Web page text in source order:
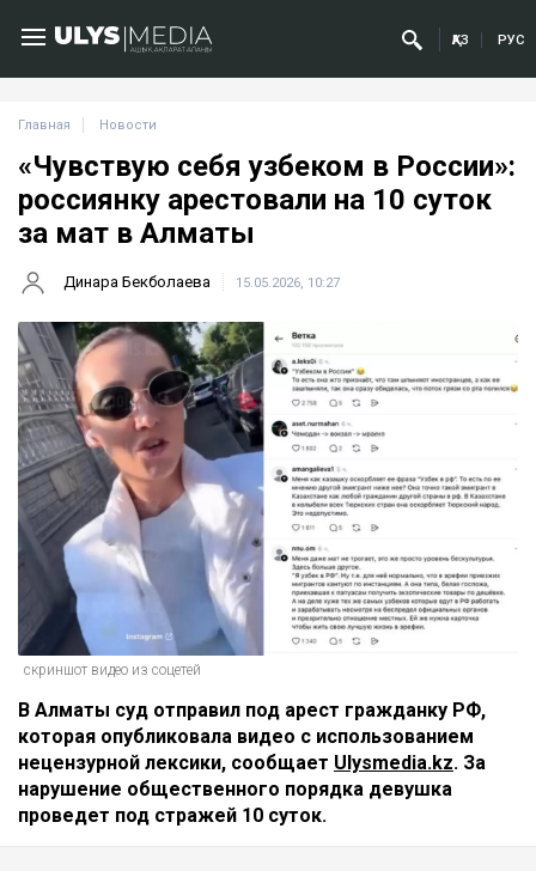
ҚАЗ РУС
Главная Новости
«Чувствую себя узбеком в России»:
россиянку арестовали на 10 суток
за мат в Алматы
Динара Бекболаева 15.05.2026, 10:27
скриншот видео из соцетей
В Алматы суд отправил под арест гражданку РФ,
которая опубликовала видео с использованием
нецензурной лексики, сообщает Ulysmedia.kz. За
нарушение общественного порядка девушка
проведет под стражей 10 суток.